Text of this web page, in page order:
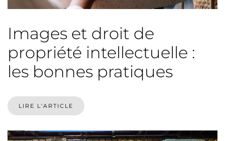
Images et droit de
propriété intellectuelle :
les bonnes pratiques
LIRE L'ARTICLE